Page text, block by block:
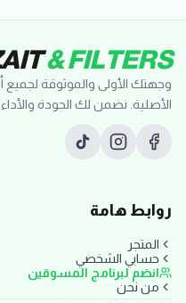
& FILTERS
وجهتك الأولى والموثوقة لجميع
الأصلية. نضمن لك الجودة والأداء
روابط هامة
المتجر
حسابي الشخصي
انضم لبرنامج المسوقين
من نحن